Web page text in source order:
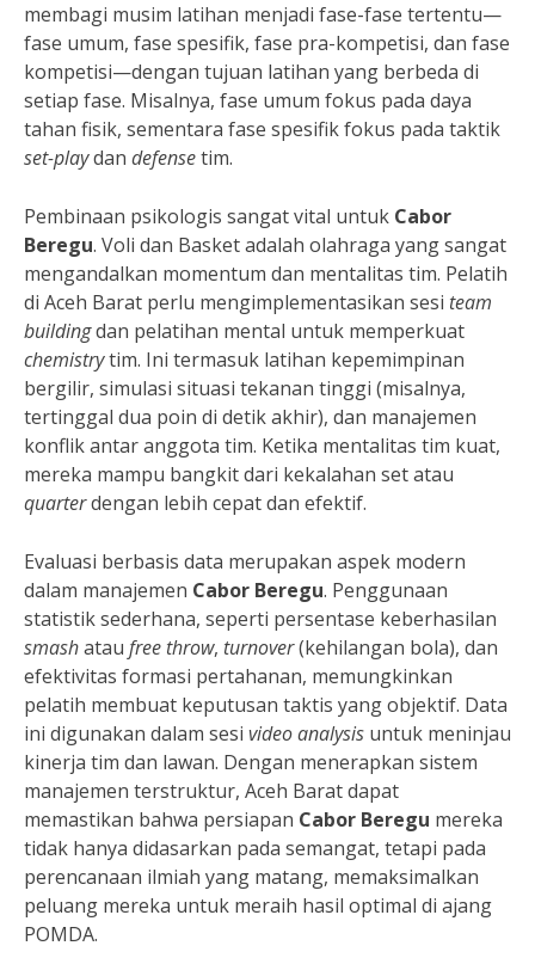
membagi musim latihan menjadi fase-fase tertentu—
fase umum, fase spesifik, fase pra-kompetisi, dan fase
kompetisi—dengan tujuan latihan yang berbeda di
setiap fase. Misalnya, fase umum fokus pada daya
tahan fisik, sementara fase spesifik fokus pada taktik
set-playdan defensetim.
Pembinaan psikologis sangat vital untuk Cabor
Beregu. Voli dan Basket adalah olahraga yang sangat
mengandalkan momentum dan mentalitas tim. Pelatih
di Aceh Barat perlu mengimplementasikan sesi team
buildingdan pelatihan mental untuk memperkuat
chemistrytim. Ini termasuk latihan kepemimpinan
bergilir, simulasi situasi tekanan tinggi (misalnya,
tertinggal dua poin di detik akhir), dan manajemen
konflik antar anggota tim. Ketika mentalitas tim kuat,
mereka mampu bangkit dari kekalahan set atau
quarterdengan lebih cepat dan efektif.
Evaluasi berbasis data merupakan aspek modern
dalam manajemen Cabor Beregu. Penggunaan
statistik sederhana, seperti persentase keberhasilan
smashatau free throw, turnover(kehilangan bola), dan
efektivitas formasi pertahanan, memungkinkan
pelatih membuat keputusan taktis yang objektif. Data
ini digunakan dalam sesi video analysis untuk meninjau
kinerja tim dan lawan. Dengan menerapkan sistem
manajemen terstruktur, Aceh Barat dapat
memastikan bahwa persiapan Cabor Beregu mereka
tidak hanya didasarkan pada semangat, tetapi pada
perencanaan ilmiah yang matang, memaksimalkan
peluang mereka untuk meraih hasil optimal di ajang
POMDA.